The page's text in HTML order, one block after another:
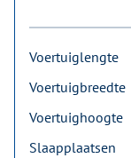
Voertuiglengte
Voertuigbreedte
Voertuighoogte
Slaapplaatsen